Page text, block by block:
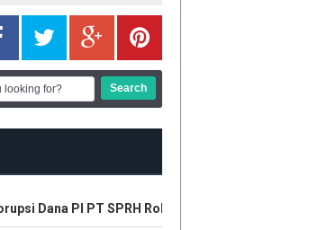
Dana PI PT SPRH Rohil